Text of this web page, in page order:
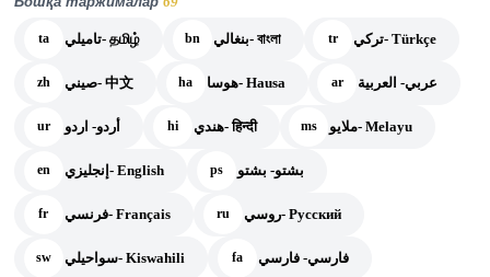
ta تاميلي- தமிழ் bn بنغالي- বাংলা tr تركي- Türkçe
zh صيني- 中文 ha هوسا- Hausa ar عربي- العربية
ur أردو- اردو hi هندي- हिन्दी ms ملايو- Melayu
en إنجليزي- English ps بشتو- بشتو
fr فرنسي- Français ru روسي- Русский
sw سواحيلي- Kiswahili fa فارسي- فارسي